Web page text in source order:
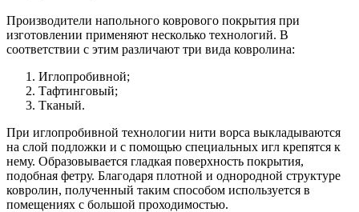
Производители напольного коврового покрытия при
изготовлении применяют несколько технологий. В
соответствии с этим различают три вида ковролина:
Иглопробивной;
Тафтинговый;
Тканый.
При иглопробивной технологии нити ворса выкладываются
на слой подложки и с помощью специальных игл крепятся к
нему. Образовывается гладкая поверхность покрытия,
подобная фетру. Благодаря плотной и однородной структуре
ковролин, полученный таким способом используется в
помещениях с большой проходимостью.